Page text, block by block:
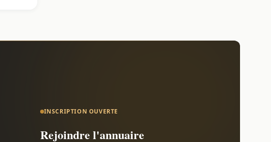
INSCRIPTION OUVERTE
Rejoindre l'annuaire